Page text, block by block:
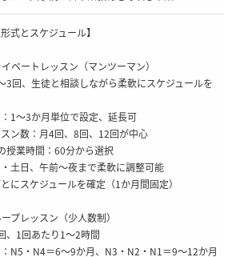
形式とスケジュール】
ベートレッスン（マンツーマン）
3回、生徒と相談しながら柔軟にスケジュールを
：1～3か月単位で設定、延長可
スン数：月4回、8回、12回が中心
授業時間：60分から選択
・土日、午前～夜まで柔軟に調整可能
にスケジュールを確定（1か月間固定）
プレッスン（少人数制）
、1回あたり1～2時間
：N5・N4＝6～9か月、N3・N2・N1＝9～12か月